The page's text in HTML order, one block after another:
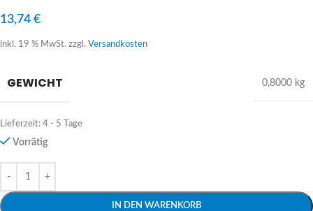
13,74 €
inkl. 19 % MwSt. zzgl. Versandkosten
GEWICHT 0,8000 kg
Lieferzeit: 4 - 5 Tage
Vorrätig
IN DEN WARENKORB
Alternative: